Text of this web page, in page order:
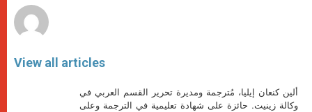
View all articles
ألين كنعان إيليا، مُترجمة ومديرة تحرير القسم العربي في
وكالة زينيت. حائزة على شهادة تعليمية في الترجمة وعلى